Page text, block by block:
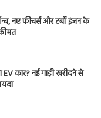
नए फीचर्स और टर्बो इंजन के
कार? नई गाड़ी खरीदने से